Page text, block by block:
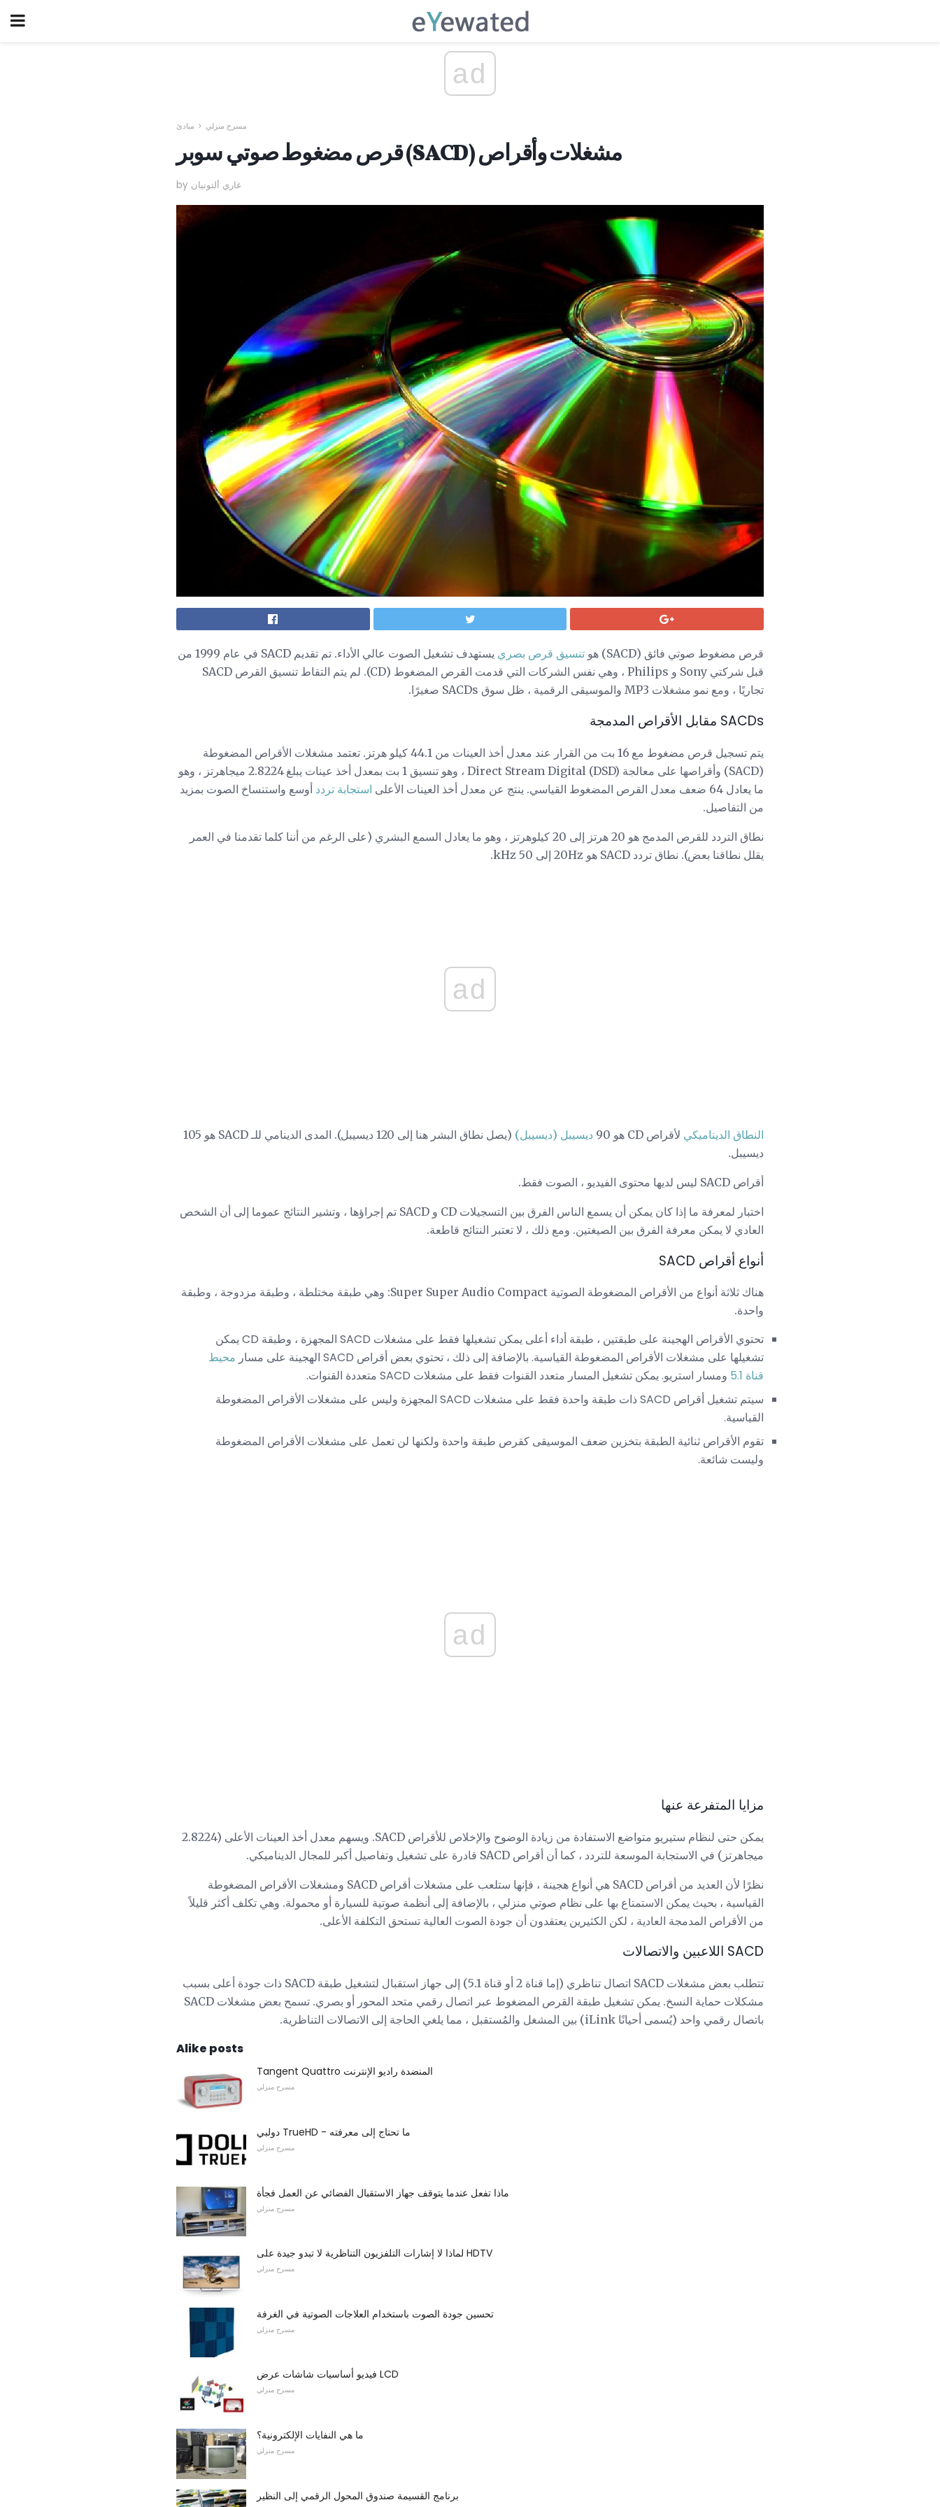
ad
مسرح منزلي مبادئ
قرص مضغوط صوتي سوبر (SACD) مشغلات وأقراص
by غاري ألتونيان
قرص مضغوط صوتي فائق (SACD) هو تنسيق قرص بصري
يستهدف تشغيل الصوت عالي الأداء. تم تقديم SACD في عام 1999 من
قبل شركتي Sony و Philips ، وهي نفس الشركات التي قدمت القرص المضغوط (CD). لم يتم التقاط تنسيق القرص SACD
تجاريًا ، ومع نمو مشغلات MP3 والموسيقى الرقمية ، ظل سوق SACDs صغيرًا.
SACDs مقابل الأقراص المدمجة
يتم تسجيل قرص مضغوط مع 16 بت من القرار عند معدل أخذ العينات من 44.1 كيلو هرتز. تعتمد مشغلات الأقراص المضغوطة
(SACD) وأقراصها على معالجة Direct Stream Digital (DSD) ، وهو تنسيق 1 بت بمعدل أخذ عينات يبلغ 2.8224 ميجاهرتز ، وهو
ما يعادل 64 ضعف معدل القرص المضغوط القياسي. ينتج عن معدل أخذ العينات الأعلى
استجابة تردد أوسع واستنساخ الصوت بمزيد
من التفاصيل.
نطاق التردد للقرص المدمج هو 20 هرتز إلى 20 كيلوهرتز ، وهو ما يعادل السمع البشري (على الرغم من أننا كلما تقدمنا ​​في العمر
يقلل نطاقنا بعض). نطاق تردد SACD هو 20Hz إلى 50 kHz.
ad
النطاق الديناميكي لأقراص CD هو 90 ديسيبل (ديسيبل)
(يصل نطاق البشر هنا إلى 120 ديسيبل). المدى الدينامي للـ SACD هو 105
ديسيبل.
أقراص SACD ليس لديها محتوى الفيديو ، الصوت فقط.
اختبار لمعرفة ما إذا كان يمكن أن يسمع الناس الفرق بين التسجيلات CD و SACD تم إجراؤها ، وتشير النتائج عموما إلى أن الشخص
العادي لا يمكن معرفة الفرق بين الصيغتين. ومع ذلك ، لا تعتبر النتائج قاطعة.
أنواع أقراص SACD
هناك ثلاثة أنواع من الأقراص المضغوطة الصوتية Super Super Audio Compact: وهي طبقة مختلطة ، وطبقة مزدوجة ، وطبقة
واحدة.
تحتوي الأقراص الهجينة على طبقتين ، طبقة أداء أعلى يمكن تشغيلها فقط على مشغلات SACD المجهزة ، وطبقة CD يمكن
تشغيلها على مشغلات الأقراص المضغوطة القياسية. بالإضافة إلى ذلك ، تحتوي بعض أقراص SACD الهجينة على مسار
محيط
قناة 5.1
ومسار استريو. يمكن تشغيل المسار متعدد القنوات فقط على مشغلات SACD متعددة القنوات.
سيتم تشغيل أقراص SACD ذات طبقة واحدة فقط على مشغلات SACD المجهزة وليس على مشغلات الأقراص المضغوطة
القياسية.
تقوم الأقراص ثنائية الطبقة بتخزين ضعف الموسيقى كقرص طبقة واحدة ولكنها لن تعمل على مشغلات الأقراص المضغوطة
وليست شائعة.
ad
مزايا المتفرعة عنها
يمكن حتى لنظام ستيريو متواضع الاستفادة من زيادة الوضوح والإخلاص للأقراص SACD. ويسهم معدل أخذ العينات الأعلى (2.8224
ميجاهرتز) في الاستجابة الموسعة للتردد ، كما أن أقراص SACD قادرة على تشغيل وتفاصيل أكبر للمجال الديناميكي.
نظرًا لأن العديد من أقراص SACD هي أنواع هجينة ، فإنها ستلعب على مشغلات أقراص SACD ومشغلات الأقراص المضغوطة
القياسية ، بحيث يمكن الاستمتاع بها على نظام صوتي منزلي ، بالإضافة إلى أنظمة صوتية للسيارة أو محمولة. وهي تكلف أكثر قليلاً
من الأقراص المدمجة العادية ، لكن الكثيرين يعتقدون أن جودة الصوت العالية تستحق التكلفة الأعلى.
SACD اللاعبين والاتصالات
تتطلب بعض مشغلات SACD اتصال تناظري (إما قناة 2 أو قناة 5.1) إلى جهاز استقبال لتشغيل طبقة SACD ذات جودة أعلى بسبب
مشكلات حماية النسخ. يمكن تشغيل طبقة القرص المضغوط عبر اتصال رقمي متحد المحور أو بصري. تسمح بعض مشغلات SACD
باتصال رقمي واحد (يُسمى أحيانًا iLink) بين المشغل والمُستقبل ، مما يلغي الحاجة إلى الاتصالات التناظرية.
Alike posts
Tangent Quattro المنضدة راديو الإنترنت
مسرح منزلي
دولبي TrueHD - ما تحتاج إلى معرفته
مسرح منزلي
ماذا تفعل عندما يتوقف جهاز الاستقبال الفضائي عن العمل فجأة
مسرح منزلي
لماذا لا إشارات التلفزيون التناظرية لا تبدو جيدة على HDTV
مسرح منزلي
تحسين جودة الصوت باستخدام العلاجات الصوتية في الغرفة
مسرح منزلي
فيديو أساسيات شاشات عرض LCD
مسرح منزلي
ما هي النفايات الإلكترونية؟
مسرح منزلي
برنامج القسيمة صندوق المحول الرقمي إلى النظير